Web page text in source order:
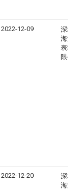
2022-12-09
深圳
海海
表科
限公
2022-12-20
深圳
海海